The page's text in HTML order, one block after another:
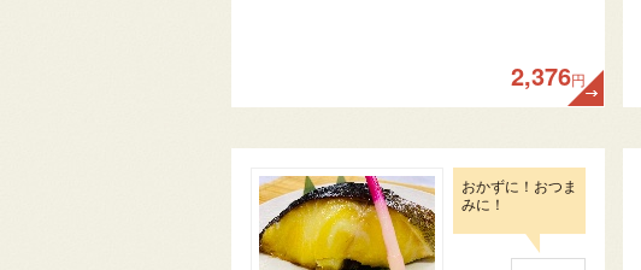
2,376円
おかずに！おつま
みに！